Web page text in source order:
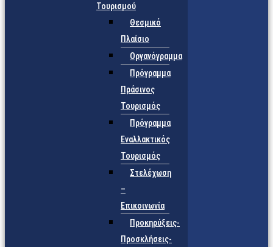
Τουρισμού
Θεσμικό
Πλαίσιο
Οργανόγραμμα
Πρόγραμμα
Πράσινος
Τουρισμός
Πρόγραμμα
Εναλλακτικός
Τουρισμός
Στελέχωση
–
Επικοινωνία
Προκηρύξεις-
Προσκλήσεις-